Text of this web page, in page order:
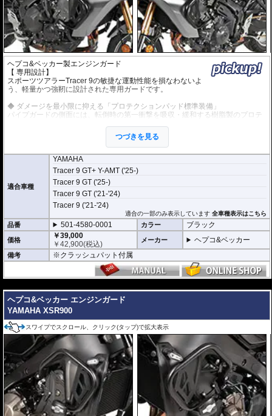
ヘプコ&ベッカー製エンジンガード
【 専用設計】
スポーツツアラーTracer 9の敏捷な運動性能を損なわないよ
う、軽量かつ強靭に設計された専用ガードです。
◆ ダメージを最小限に抑える「プロテクションパッド標準装備」
パイプガードの側面には、転倒時の第一衝撃を吸収・緩和する樹脂製のプロテ
により、立ちゴケのような軽微な転倒からスライドするようなアクシデントま
で、幅広い状況で車体やエンジンへのダメージを効果的に軽減します。
◆ エンジンマウントを活用した「ダイレクト締結」
車体の強度メンバーであるエンジン懸架ポイント（マウント）を直接利用して
固定する設計です。M10の極太ボルトを使用し、フレームとエンジンブロック
を共締めすることで、余計なステーを介さずに高い結束剛性を確保。マシンの
コア部分を強固に守ります。
◆ ハンドリングに影響を与えない「独立構造」
左右のガードを連結するクロスバーをあえて廃したセパレート構造を採用して
います。これにより、車体前方の重量増を最小限に抑え、MT-09シリーズの持
ち味である軽快なハンドリングやバンク角を犠牲にすることなく、必要なプロ
テクション性能を確保しています。
ライダーを そしてマシンを護る、ドイツの鉄壁。
ヘプコ&ベッカー製 エンジンガードは、単なるドレスアップパーツではありま
せん。 それは、予期せぬアクシデントからライダーを最優先に守り、同時に愛
車を保護するために計算された、極めて実戦的な「物理的保険」です。
【選ばれる理由】
ライダーを守る「生存空間」の確保: 転倒時、地面と車体の間に十分なスペース
を作り出すよう設計されています。これにより、重量級のマシンであってもラ
イダーの足が挟み込まれるリスクを大幅に軽減。怪我のリスクを最小限に抑
え、アクシデント後のリカバリーを助けます。
衝撃を逃がす設計思想: ただ硬いだけではありません。車種ごとのフレーム強度
や重心を分析し、衝撃を多点支持で分散。ライダーへの衝撃緩和はもちろん、
車体フレームへのダメージも最小限に留めることで、自走不能な状態（レッカ
ー移動）を回避します。
Made in Germanyの品質: 高精度な冷間曲げ加工と、均一で強固な溶接技術。ド
イツ本国で生産されるそのパイプは、ライダーの安全を託すに足る、強靭な守
り神として完成されています。
つづきを見る
適合車種
YAMAHA
Tracer 9 GT+ Y-AMT ('25-)
Tracer 9 GT ('25-)
Tracer 9 GT ('21-'24)
Tracer 9 ('21-'24)
適合の一部のみ表示しています全車種表示はこちら
品番 501-4580-0001 カラー ブラック
価格
￥39,000
￥42,900(税込) メーカー ヘプコ&ベッカー
備考 ※クラッシュパット付属
ヘプコ&ベッカー エンジンガード
YAMAHA XSR900
スワイプでスクロール、クリック(タップ)で拡大表示